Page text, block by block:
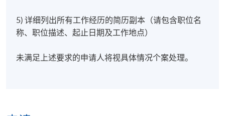
5) 用于商业决策的资料分析
理的关键技能。资料分析是一个过程，包括提出研究
5) 详细列出所有工作经历的简历副本（请包含职位名
称、职位描述、起止日期及工作地点）
未满足上述要求的申请人将视具体情况个案处理。